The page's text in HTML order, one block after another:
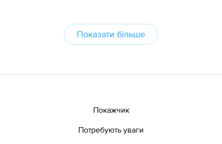
Показати більше
Покажчик
Потребують уваги